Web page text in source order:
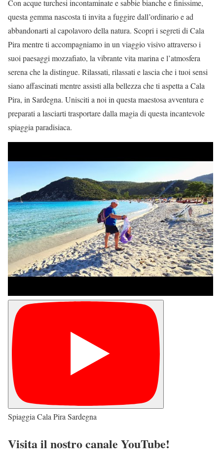
Con acque turchesi incontaminate e sabbie bianche e finissime,
questa gemma nascosta ti invita a fuggire dall’ordinario e ad
abbandonarti al capolavoro della natura. Scopri i segreti di Cala
Pira mentre ti accompagniamo in un viaggio visivo attraverso i
suoi paesaggi mozzafiato, la vibrante vita marina e l’atmosfera
serena che la distingue. Rilassati, rilassati e lascia che i tuoi sensi
siano affascinati mentre assisti alla bellezza che ti aspetta a Cala
Pira, in Sardegna. Unisciti a noi in questa maestosa avventura e
preparati a lasciarti trasportare dalla magia di questa incantevole
spiaggia paradisiaca.
Spiaggia Cala Pira Sardegna
Visita il nostro canale YouTube!